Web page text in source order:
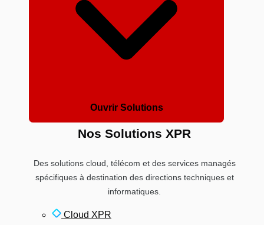
Ouvrir Solutions
Nos Solutions XPR
Des solutions cloud, télécom et des services managés
spécifiques à destination des directions techniques et
informatiques.
Cloud XPR